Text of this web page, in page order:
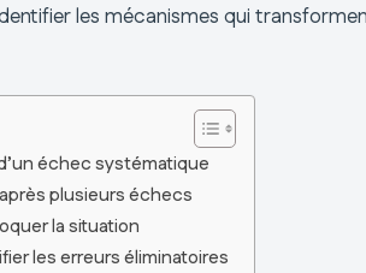
les mécanismes qui
échec systématique
plusieurs échecs
la situation
les erreurs éliminatoires